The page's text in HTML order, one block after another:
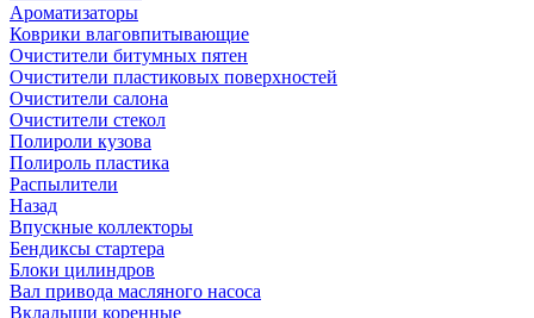
Ароматизаторы
Коврики влаговпитывающие
Очистители битумных пятен
Очистители пластиковых поверхностей
Очистители салона
Очистители стекол
Полироли кузова
Полироль пластика
Распылители
Назад
Впускные коллекторы
Бендиксы стартера
Блоки цилиндров
Вал привода масляного насоса
Вкладыши коренные